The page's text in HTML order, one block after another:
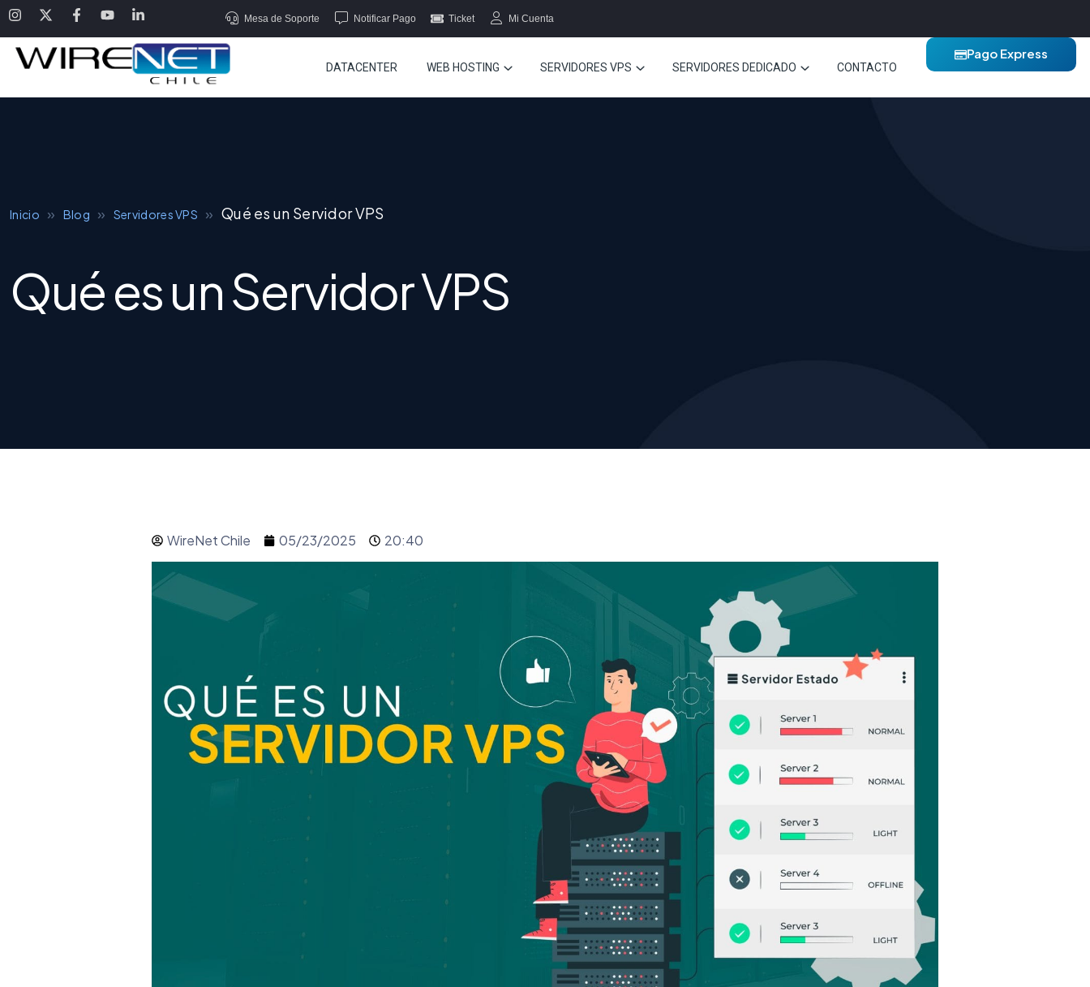
Mesa de Soporte Notificar Pago Ticket Mi Cuenta
DATACENTER WEB HOSTING SERVIDORES VPS SERVIDORES DEDICADO CONTACTO
Pago Express
Inicio » Blog » Servidores VPS » Qué es un Servidor VPS
Qué es un Servidor VPS
WireNet Chile 05/23/2025 20:40